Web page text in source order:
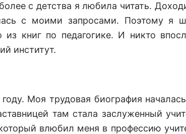
с детства я любила читать.
с моими запросами. Поэтому я
книг по педагогике. И никто
институт.
Моя трудовая биография
там стала заслуженный
влюбил меня в профессию